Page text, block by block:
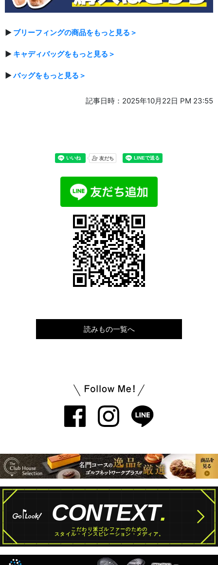
▶ ブリーフィングの商品をもっと見る＞
▶ キャディバッグをもっと見る＞
▶バッグをもっと見る＞
記事日時：2025年10月22日 PM 23:55
読みもの一覧へ